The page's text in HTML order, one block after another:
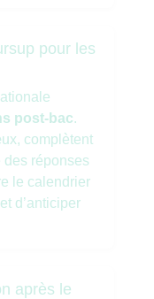
pour les
post-bac.
complètent
des réponses
le calendrier
d’anticiper
après le